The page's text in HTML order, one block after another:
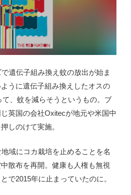
遺伝子組み換え蚊の放出が始ま
うに遺伝子組み換えしたオスの
、蚊を減らそうというもの。ブ
英国の会社Oxitecが地元や米国中
しのけて実施。
域にコカ栽培を止めることを名
散布を再開。健康も人権も無視
で2015年に止まっていたのに。